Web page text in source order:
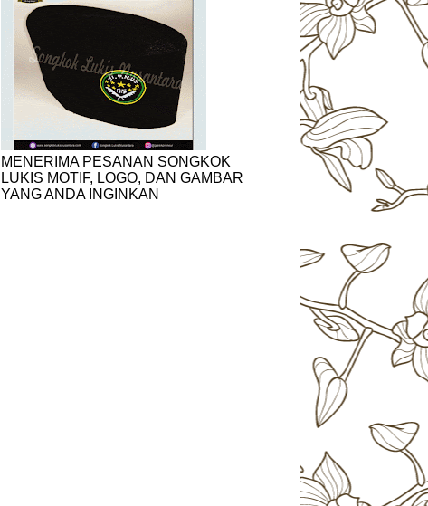
MENERIMA PESANAN SONGKOK
LUKIS MOTIF, LOGO, DAN GAMBAR
YANG ANDA INGINKAN